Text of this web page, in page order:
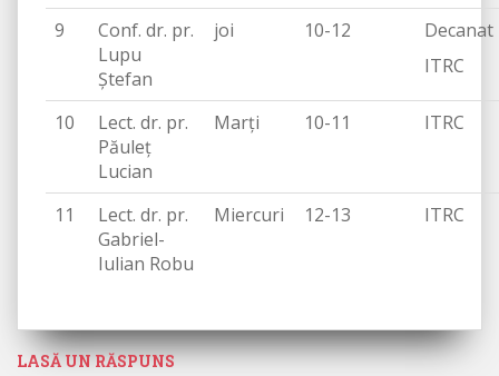
9
Conf. dr. pr.
Lupu
Ștefan
joi 10-12
Decanat
ITRC
10
Lect. dr. pr.
Păuleț
Lucian
Marți 10-11 ITRC
11
Lect. dr. pr.
Gabriel-
Iulian Robu
Miercuri 12-13 ITRC
LASĂ UN RĂSPUNS